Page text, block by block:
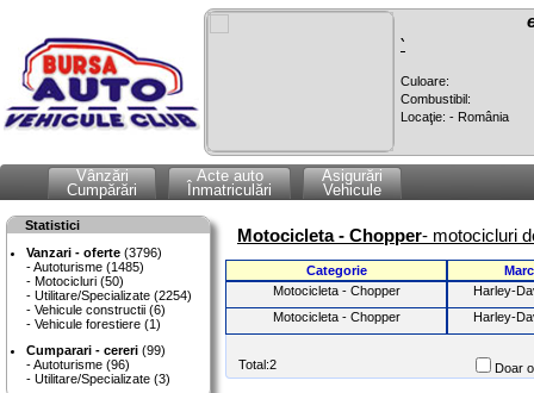
`
Culoare:
Combustibil:
Locaţie: - România
Vânzări
Cumpărări
Acte auto
Înmatriculări
Asigurări
Vehicule
Statistici
Vanzari - oferte (3796)
Autoturisme (1485)
Motocicluri (50)
Utilitare/Specializate (2254)
Vehicule constructii (6)
Vehicule forestiere (1)
Cumparari - cereri (99)
Autoturisme (96)
Utilitare/Specializate (3)
Motocicleta - Chopper- motocicluri
Categorie
Motocicleta - Chopper
Harley-
Motocicleta - Chopper
Harley-
Total:2 Doar